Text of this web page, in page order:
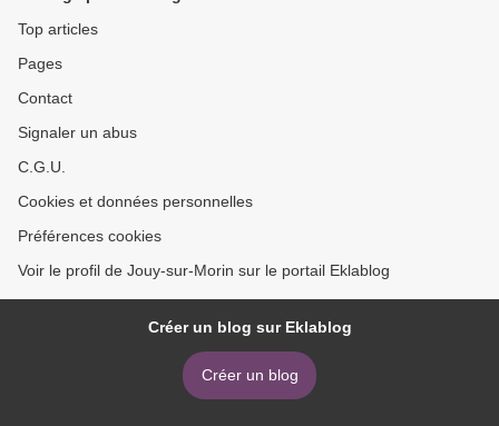
Top articles
Pages
Contact
Signaler un abus
C.G.U.
Cookies et données personnelles
Préférences cookies
Voir le profil de Jouy-sur-Morin sur le portail Eklablog
Créer un blog sur Eklablog
Créer un blog